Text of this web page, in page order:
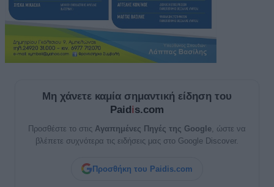
Μη χάνετε καμία σημαντική είδηση του
Paidis.com
Προσθέστε το στις Αγαπημένες Πηγές της Google , ώστε να
βλέπετε συχνότερα τις ειδήσεις μας στο Google Discover.
Προσθήκη του Paidis.com